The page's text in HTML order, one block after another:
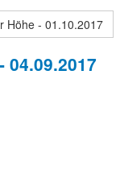
Höhe - 01.10.2017
04.09.2017